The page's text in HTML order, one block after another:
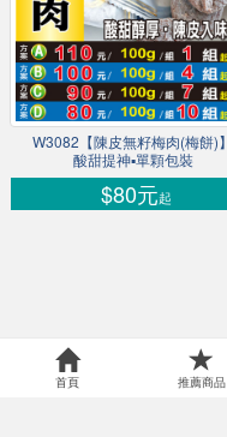
W3082【陳皮無籽梅肉(梅餅)】
酸甜提神▪單顆包裝
$80元起
首頁 推薦商品